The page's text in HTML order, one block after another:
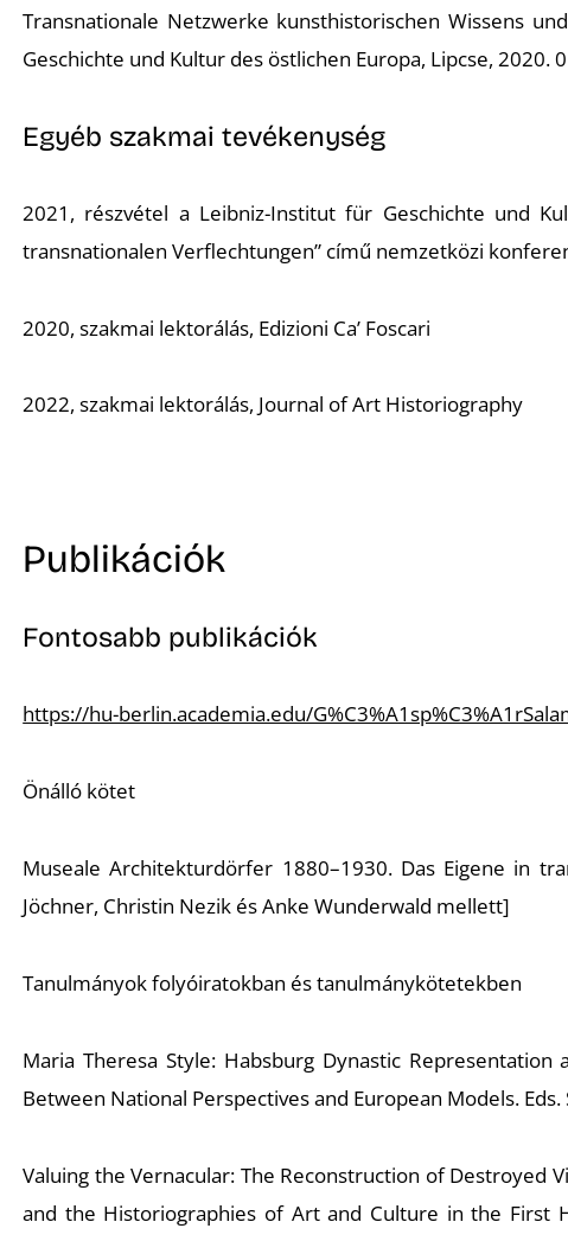
Transnationale Netzwerke kunsthistorischen Wissens
Geschichte und Kultur des östlichen Europa, Lipcse, 2020.
Egyéb szakmai tevékenység
2021, részvétel a Leibniz-Institut für Geschichte und
transnationalen Verflechtungen” című nemzetközi
2020, szakmai lektorálás, Edizioni Ca’ Foscari
2022, szakmai lektorálás, Journal of Art Historiography
Publikációk
Fontosabb publikációk
https://hu-berlin.academia.edu/
Önálló kötet
Museale Architekturdörfer 1880–1930. Das Eigene in
Jöchner, Christin Nezik és Anke Wunderwald mellett]
Tanulmányok folyóiratokban és tanulmánykötetekben
Maria Theresa Style: Habsburg Dynastic
Between National Perspectives and European Models.
Valuing the Vernacular: The Reconstruction of Destroyed
and the Historiographies of Art and Culture in the First